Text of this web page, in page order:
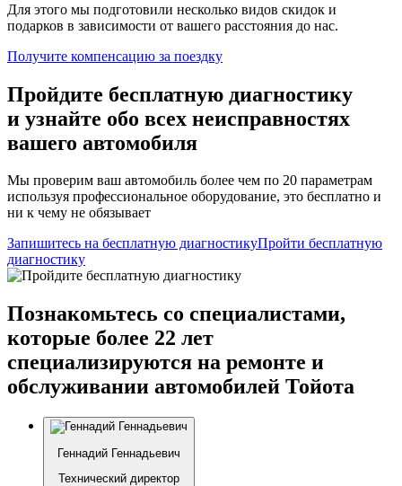
Для этого мы подготовили несколько видов скидок и
подарков в зависимости от вашего расстояния до нас.
Получите компенсацию за поездку
Пройдите бесплатную диагностику
и узнайте обо всех неисправностях
вашего автомобиля
Мы проверим ваш автомобиль более чем по 20 параметрам
используя профессиональное оборудование, это бесплатно и
ни к чему не обязывает
Запишитесь на бесплатную диагностикуПройти бесплатную
диагностику
Познакомьтесь со специалистами,
которые более 22 лет
специализируются на ремонте и
обслуживании автомобилей Тойота
Геннадий Геннадьевич
Технический директор